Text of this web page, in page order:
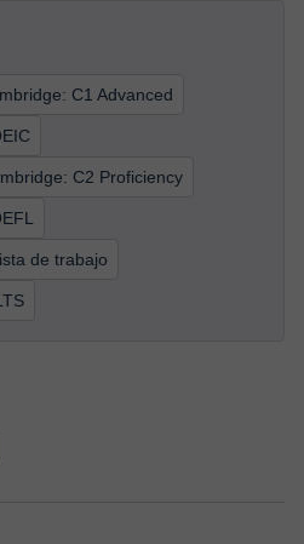
C1 Advanced
C2 Proficiency
de trabajo